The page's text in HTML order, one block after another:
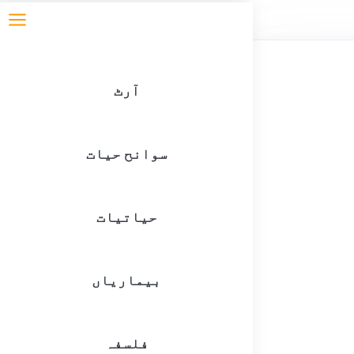
آرٹ
سوانح حیات
حیاتیات
بیماریاں
فلسفہ